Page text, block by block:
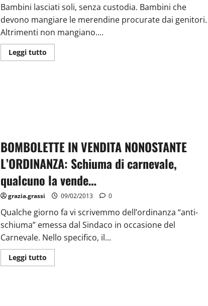
Bambini lasciati soli, senza custodia. Bambini che
devono mangiare le merendine procurate dai genitori.
Altrimenti non mangiano....
Leggi tutto
BOMBOLETTE IN VENDITA NONOSTANTE
L’ORDINANZA: Schiuma di carnevale,
qualcuno la vende…
grazia.grassi 09/02/2013 0
Qualche giorno fa vi scrivemmo dell’ordinanza “anti-
schiuma” emessa dal Sindaco in occasione del
Carnevale. Nello specifico, il...
Leggi tutto